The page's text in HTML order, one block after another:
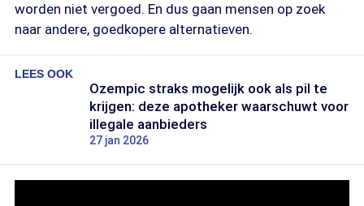
worden niet vergoed. En dus gaan mensen op zoek
naar andere, goedkopere alternatieven.
LEES OOK
Ozempic straks mogelijk ook als pil te
krijgen: deze apotheker waarschuwt voor
illegale aanbieders
27 jan 2026